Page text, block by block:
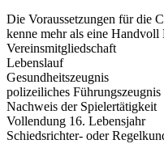
Die Voraussetzungen für die
kenne mehr als eine Handvoll
Vereinsmitgliedschaft
Lebenslauf
Gesundheitszeugnis
polizeiliches Führungszeugnis
Nachweis der Spielertätigkeit
Vollendung 16. Lebensjahr
Schiedsrichter- oder